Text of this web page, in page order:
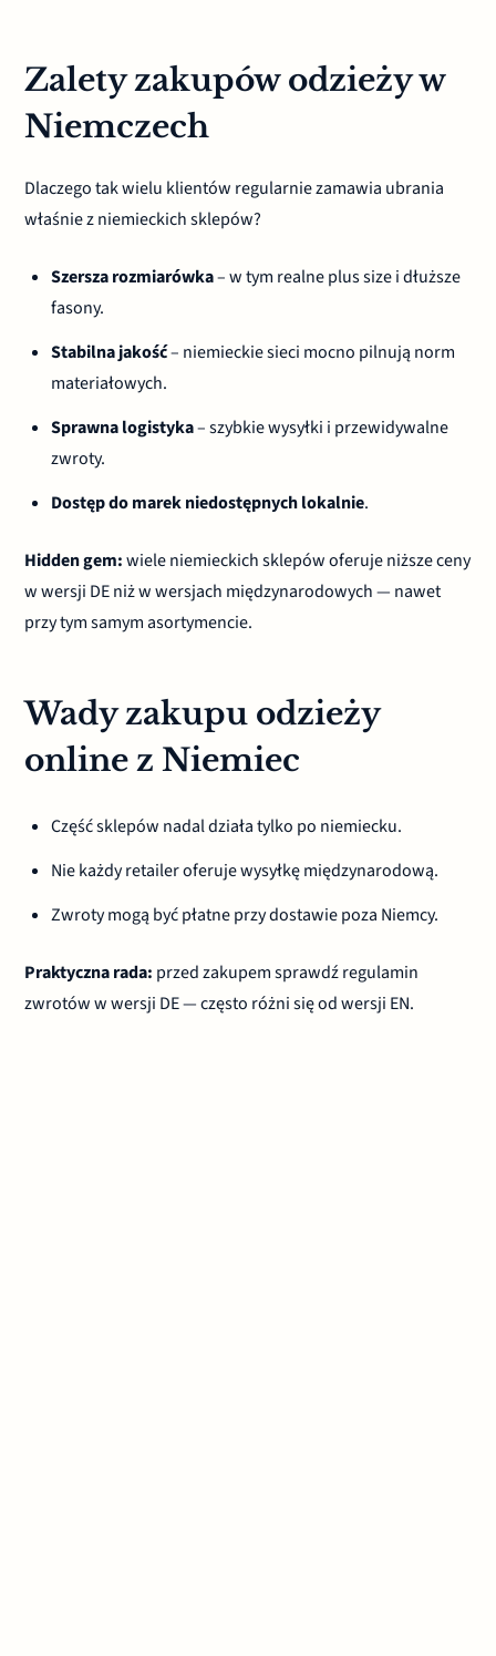
Zalety zakupów odzieży w
Niemczech
Dlaczego tak wielu klientów regularnie zamawia ubrania
właśnie z niemieckich sklepów?
Szersza rozmiarówka– w tym realne plus size i dłuższe
fasony.
Stabilna jakość– niemieckie sieci mocno pilnują norm
materiałowych.
Sprawna logistyka– szybkie wysyłki i przewidywalne
zwroty.
Dostęp do marek niedostępnych lokalnie.
Hidden gem:wiele niemieckich sklepów oferuje niższe ceny
w wersji DE niż w wersjach międzynarodowych — nawet
przy tym samym asortymencie.
Wady zakupu odzieży
online z Niemiec
Część sklepów nadal działa tylko po niemiecku.
Nie każdy retailer oferuje wysyłkę międzynarodową.
Zwroty mogą być płatne przy dostawie poza Niemcy.
Praktyczna rada: przed zakupem sprawdź regulamin
zwrotów w wersji DE — często różni się od wersji EN.